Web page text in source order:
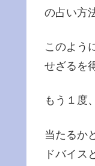
の占い方
このよう
せざるを
もう１度
当たるか
ドバイス